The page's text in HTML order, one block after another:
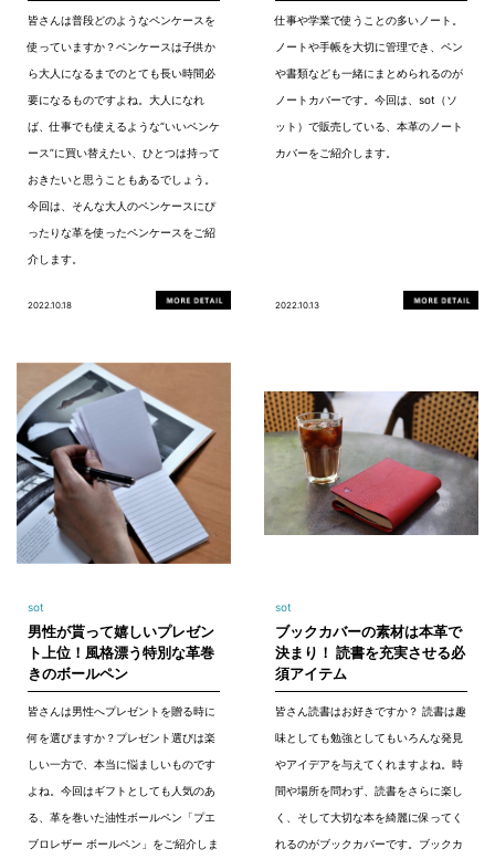
皆さんは普段どのようなペンケースを
使っていますか？ペンケースは子供か
ら大人になるまでのとても長い時間必
要になるものですよね。大人になれ
ば、仕事でも使えるような“いいペンケ
ース”に買い替えたい、ひとつは持って
おきたいと思うこともあるでしょう。
今回は、そんな大人のペンケースにぴ
ったりな革を使ったペンケースをご紹
介します。
2022.10.18
仕事や学業で使うことの多いノート。
ノートや手帳を大切に管理でき、ペン
や書類なども一緒にまとめられるのが
ノートカバーです。今回は、sot（ソ
ット）で販売している、本革のノート
カバーをご紹介します。
2022.10.13
sot
男性が貰って嬉しいプレゼン
ト上位！風格漂う特別な革巻
きのボールペン
皆さんは男性へプレゼントを贈る時に
何を選びますか？プレゼント選びは楽
しい一方で、本当に悩ましいものです
よね。今回はギフトとしても人気のあ
る、革を巻いた油性ボールペン「プエ
ブロレザー ボールペン」をご紹介しま
sot
ブックカバーの素材は本革で
決まり！ 読書を充実させる必
須アイテム
皆さん読書はお好きですか？ 読書は趣
味としても勉強としてもいろんな発見
やアイデアを与えてくれますよね。時
間や場所を問わず、読書をさらに楽し
く、そして大切な本を綺麗に保ってく
れるのがブックカバーです。ブックカ